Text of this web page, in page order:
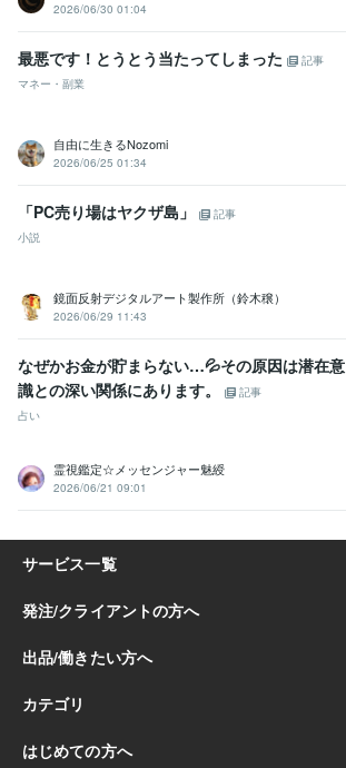
2026/06/30 01:04
最悪です！とうとう当たってしまった
記事
マネー・副業
自由に生きるNozomi
2026/06/25 01:34
「PC売り場はヤクザ島」
記事
小説
鏡面反射デジタルアート製作所（鈴木穣）
2026/06/29 11:43
なぜかお金が貯まらない…💦その原因は潜在意
識との深い関係にあります。
記事
占い
霊視鑑定☆メッセンジャー魅綬
2026/06/21 09:01